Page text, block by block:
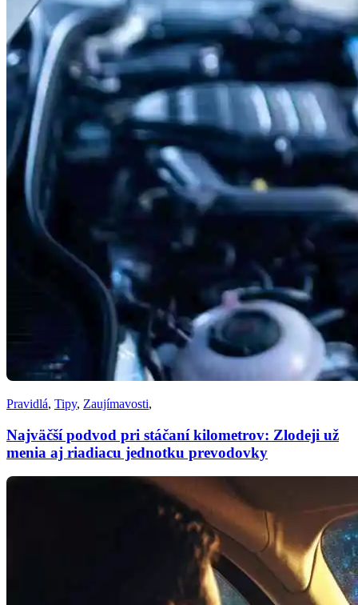
Pravidlá, Tipy, Zaujímavosti,
Najväčší podvod pri stáčaní kilometrov: Zlodeji už
menia aj riadiacu jednotku prevodovky